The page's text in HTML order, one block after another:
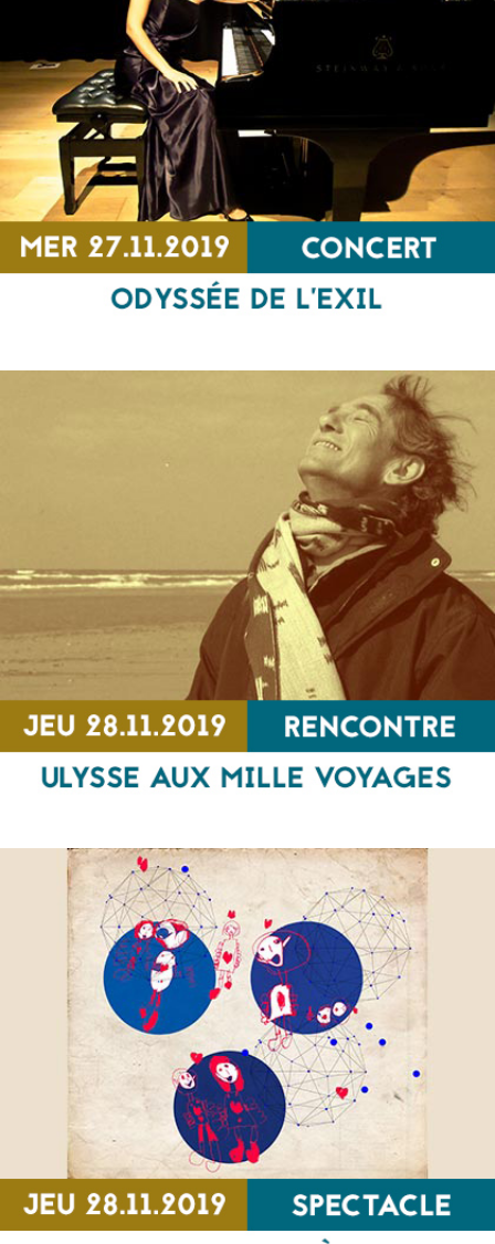
Nos ancêtres les migrants
SPECTACLE
Odyssée de l’exil
CONCERT
Ulysse aux mille voyages
RENCONTRE